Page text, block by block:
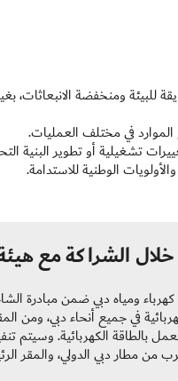
للبيئة ومنخفضة الانبعاثات،
الموارد في مختلف العمليات.
تشغيلية أو تطوير البنية
الوطنية للاستدامة.
الشراكة مع
الأمد مع هيئة كهرباء ومياه دبي ضمن
للمركبات الكهربائية في جميع أنحاء
مطار دبي الدولي، والمقر